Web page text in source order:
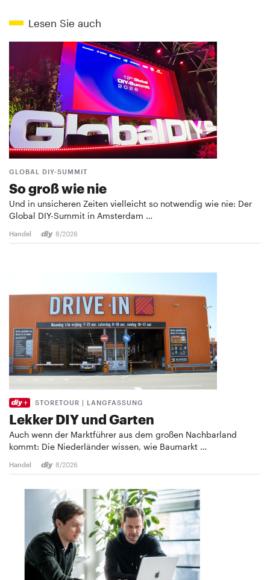
Lesen Sie auch
GLOBAL DIY-SUMMIT
So groß wie nie
Und in unsicheren Zeiten vielleicht so notwendig wie nie: Der
Global DIY-Summit in Amsterdam …
Handel 8/2026
STORETOUR | LANGFASSUNG
Lekker DIY und Garten
Auch wenn der Marktführer aus dem großen Nachbarland
kommt: Die Niederländer wissen, wie Baumarkt …
Handel 8/2026